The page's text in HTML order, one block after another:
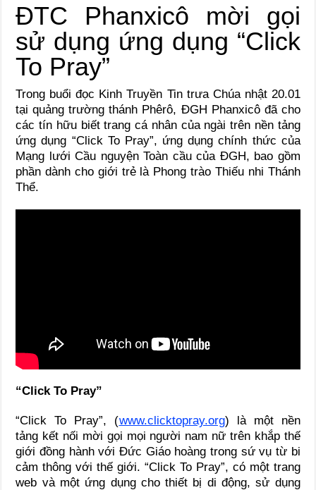
ĐTC Phanxicô mời gọi
sử dụng ứng dụng “Click
To Pray”
Trong buổi đọc Kinh Truyền Tin trưa Chúa nhật 20.01
tại quảng trường thánh Phêrô, ĐGH Phanxicô đã cho
các tín hữu biết trang cá nhân của ngài trên nền tảng
ứng dụng “Click To Pray”, ứng dụng chính thức của
Mạng lưới Cầu nguyện Toàn cầu của ĐGH, bao gồm
phần dành cho giới trẻ là Phong trào Thiếu nhi Thánh
Thể.
“Click To Pray”
“Click To Pray”, (www.clicktopray.org) là một nền
tảng kết nối mời gọi mọi người nam nữ trên khắp thế
giới đồng hành với Đức Giáo hoàng trong sứ vụ từ bi
cảm thông với thế giới. “Click To Pray”, có một trang
web và một ứng dụng cho thiết bị di động, sử dụng